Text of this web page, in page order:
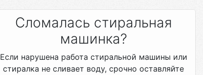
Сломалась стиральная
машинка?
Если нарушена работа стиральной машины или
стиралка не сливает воду, срочно оставляйте